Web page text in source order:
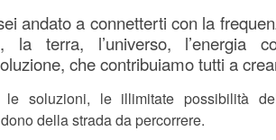
andato a connetterti con la
terra, l’universo, l’energia
che contribuiamo tutti a
soluzioni, le illimitate possibilità
della strada da percorrere.